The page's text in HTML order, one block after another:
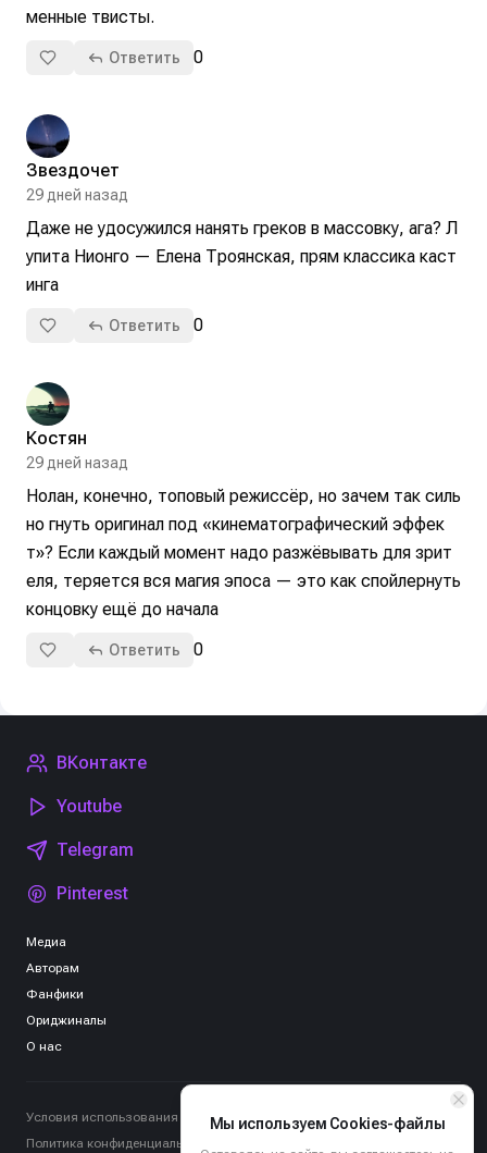
менные твисты.
Ответить 0
Звездочет
29 дней назад
Даже не удосужился нанять греков в массовку, ага? Л
упита Нионго — Елена Троянская, прям классика каст
инга
Ответить 0
Костян
29 дней назад
Нолан, конечно, топовый режиссёр, но зачем так силь
но гнуть оригинал под «кинематографический эффек
т»? Если каждый момент надо разжёвывать для зрит
еля, теряется вся магия эпоса — это как спойлернуть
концовку ещё до начала
Ответить 0
ВКонтакте
Youtube
Telegram
Pinterest
Медиа
Авторам
Фанфики
Ориджиналы
О нас
Условия использования
Политика конфиденциальности
Мы используем Cookies-файлы